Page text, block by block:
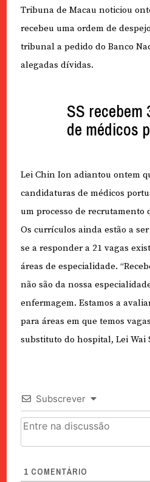
Tribuna de Macau noticiou
recebeu uma ordem de
tribunal a pedido do Banco
alegadas dívidas.
SS
de médicos
Lei Chin Ion adiantou ontem
candidaturas de médicos
um processo de recrutamento
Os currículos ainda estão a
se a responder a 21 vagas
áreas de especialidade.
não são da nossa
enfermagem. Estamos a
para áreas em que temos
substituto do hospital, Lei Wai
Subscrever
1 COMENTÁRIO